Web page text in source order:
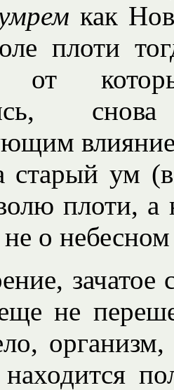
как
плоти
от
старый ум
плоти, а
о
не
находится